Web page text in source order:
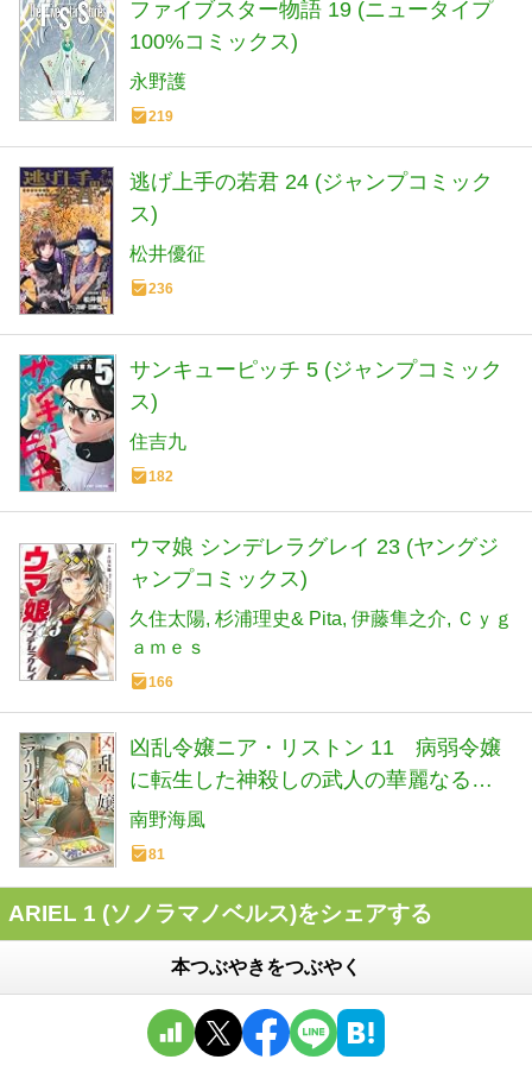
ファイブスター物語 19 (ニュータイプ
100%コミックス)
永野護
219
逃げ上手の若君 24 (ジャンプコミック
ス)
松井優征
236
サンキューピッチ 5 (ジャンプコミック
ス)
住吉九
182
ウマ娘 シンデレラグレイ 23 (ヤングジ
ャンプコミックス)
久住太陽 杉浦理史& Pita 伊藤隼之介
Ｃｙｇ
ａｍｅｓ
166
凶乱令嬢ニア・リストン 11 病弱令嬢
に転生した神殺しの武人の華麗なる無
双録 (HJ文庫 み 07-01-11)
南野海風
81
ARIEL 1 (ソノラマノベルス)をシェアする
本つぶやきをつぶやく